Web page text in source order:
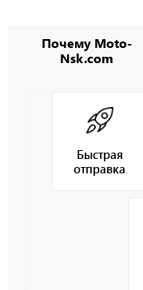
Почему Moto-
Nsk.com
Быстрая
отправка